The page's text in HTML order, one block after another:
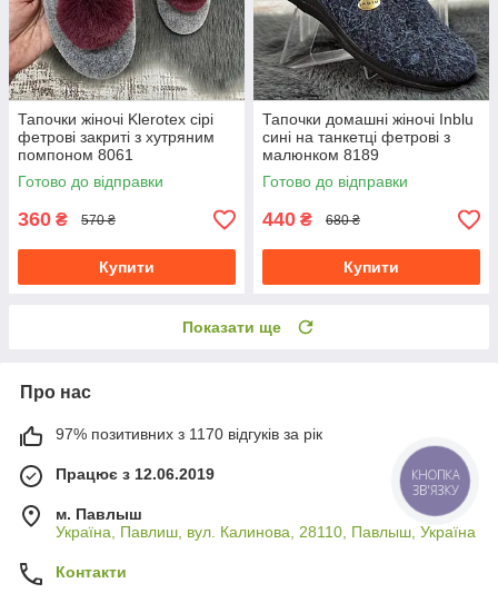
Тапочки жіночі Klerotex сірі
фетрові закриті з хутряним
помпоном 8061
Готово до відправки
360 ₴ 570 ₴
Купити
Тапочки домашні жіночі Inblu
сині на танкетці фетрові з
малюнком 8189
Готово до відправки
440 ₴ 680 ₴
Купити
Показати ще
Про нас
97% позитивних з 1170 відгуків за рік
Працює з 12.06.2019
м. Павлыш
Україна, Павлиш, вул. Калинова, 28110, Павлыш, Україна
Контакти
КНОПКА
ЗВ'ЯЗКУ